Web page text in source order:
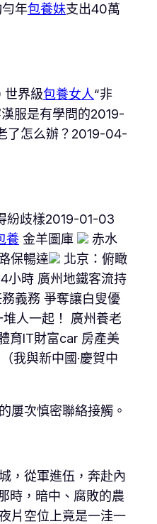
年包養妹支出40萬
世界級包養女人“非
服是有學問的2019-
了怎么辦？2019-04-
紛歧樣2019-01-03
養 金羊圖庫
赤水
保暢達
北京：俯瞰
小時 廣州地鐵客流持
義務 爭奪讓白叟優
堆人一起！ 廣州養老
育IT財富car 房產美
與新中國·慶賀中
屢次慎密聯絡接觸。
，從軍進伍，奔赴內
時，暗中、腐敗的農
片空位上竟是一洼一